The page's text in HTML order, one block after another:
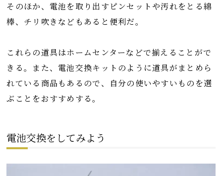
そのほか、電池を取り出すピンセットや汚れをとる綿
棒、チリ吹きなどもあると便利だ。
これらの道具はホームセンターなどで揃えることがで
きる。また、電池交換キットのように道具がまとめら
れている商品もあるので、自分の使いやすいものを選
ぶことをおすすめする。
電池交換をしてみよう